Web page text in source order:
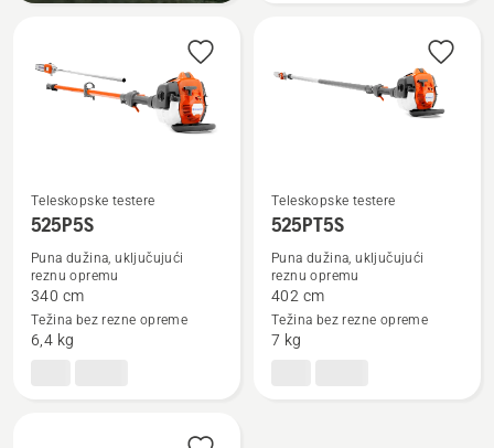
Pogledajte
detalja
525P5S
Teleskopske testere
525P5S
Puna dužina, uključujući
reznu opremu
340 cm
Težina bez rezne opreme
6,4 kg
Pogledajte
detalja
525PT5S
Teleskopske testere
525PT5S
Puna dužina, uključujući
reznu opremu
402 cm
Težina bez rezne opreme
7 kg